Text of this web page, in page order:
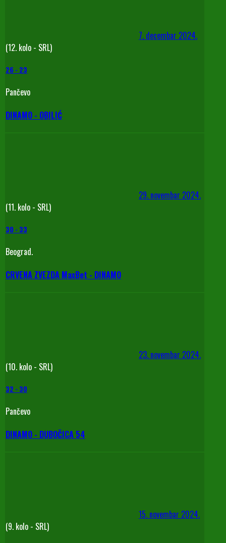
7. decembar 2024.
(12. kolo - SRL)
26 - 23
Pančevo
DINAMO - OBILIĆ
29. novembar 2024.
(11. kolo - SRL)
30 - 33
Beograd.
CRVENA ZVEZDA MaxBet - DINAMO
23. novembar 2024.
(10. kolo - SRL)
32 - 30
Pančevo
DINAMO - DUBOČICA 54
15. novembar 2024.
(9. kolo - SRL)